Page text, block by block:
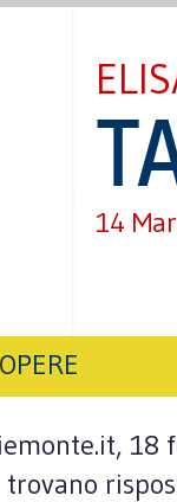
14
18
trovano